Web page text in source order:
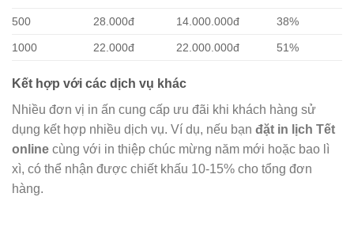
500 28.000đ 14.000.000đ 38%
1000 22.000đ 22.000.000đ 51%
Kết hợp với các dịch vụ khác
Nhiều đơn vị in ấn cung cấp ưu đãi khi khách hàng sử
dụng kết hợp nhiều dịch vụ. Ví dụ, nếu bạn đặt in lịch Tết
online cùng với in thiệp chúc mừng năm mới hoặc bao lì
xì, có thể nhận được chiết khấu 10-15% cho tổng đơn
hàng.